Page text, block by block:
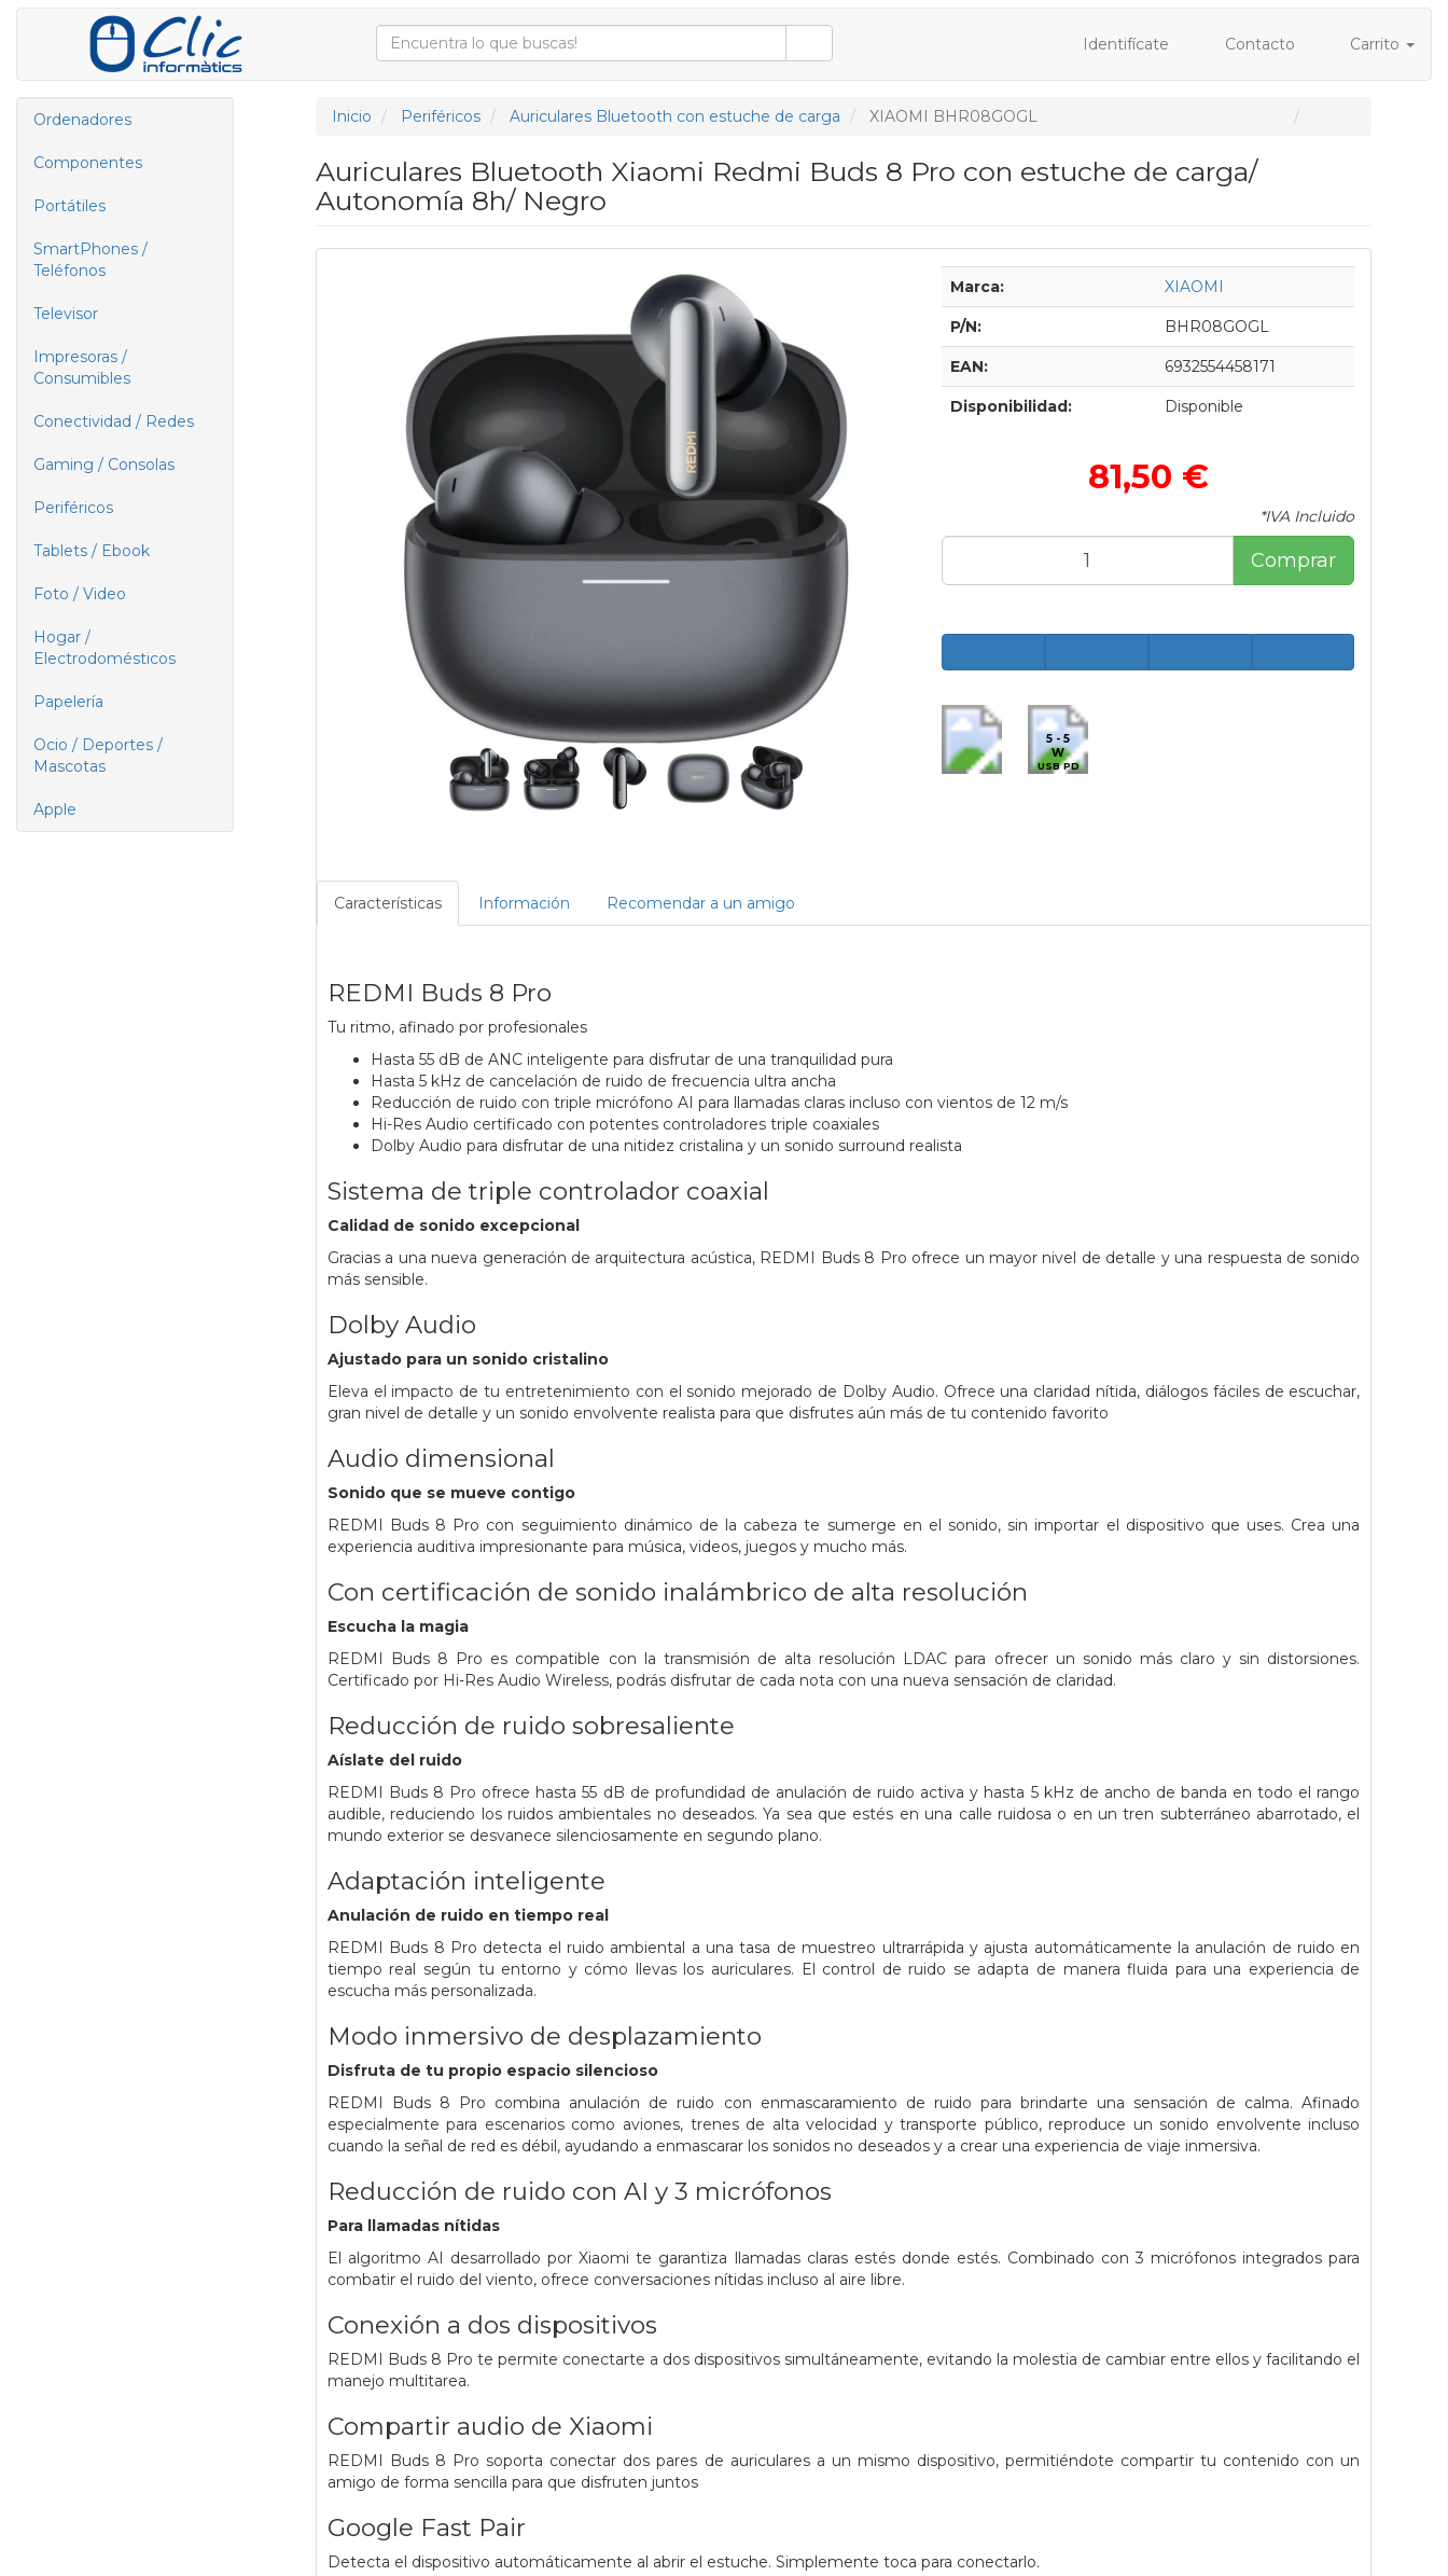
Identifícate Contacto Carrito
Ordenadores
Componentes
Portátiles
SmartPhones /
Teléfonos
Televisor
Impresoras /
Consumibles
Conectividad / Redes
Gaming / Consolas
Periféricos
Tablets / Ebook
Foto / Video
Hogar /
Electrodomésticos
Papelería
Ocio / Deportes /
Mascotas
Apple
Inicio Periféricos Auriculares Bluetooth con estuche de carga XIAOMI BHR08GOGL
Auriculares Bluetooth Xiaomi Redmi Buds 8 Pro con estuche de carga/
Autonomía 8h/ Negro
Marca: XIAOMI
P/N: BHR08GOGL
EAN: 6932554458171
Disponibilidad: Disponible
81,50 €
*IVA Incluido
Comprar
5 - 5
W
USB PD
Características Información Recomendar a un amigo
REDMI Buds 8 Pro
Tu ritmo, afinado por profesionales
Hasta 55 dB de ANC inteligente para disfrutar de una tranquilidad pura
Hasta 5 kHz de cancelación de ruido de frecuencia ultra ancha
Reducción de ruido con triple micrófono AI para llamadas claras incluso con vientos de 12 m/s
Hi-Res Audio certificado con potentes controladores triple coaxiales
Dolby Audio para disfrutar de una nitidez cristalina y un sonido surround realista
Sistema de triple controlador coaxial
Calidad de sonido excepcional
Gracias a una nueva generación de arquitectura acústica, REDMI Buds 8 Pro ofrece un mayor nivel de detalle y una respuesta de sonido
más sensible.
Dolby Audio
Ajustado para un sonido cristalino
Eleva el impacto de tu entretenimiento con el sonido mejorado de Dolby Audio. Ofrece una claridad nítida, diálogos fáciles de escuchar,
gran nivel de detalle y un sonido envolvente realista para que disfrutes aún más de tu contenido favorito
Audio dimensional
Sonido que se mueve contigo
REDMI Buds 8 Pro con seguimiento dinámico de la cabeza te sumerge en el sonido, sin importar el dispositivo que uses. Crea una
experiencia auditiva impresionante para música, videos, juegos y mucho más.
Con certificación de sonido inalámbrico de alta resolución
Escucha la magia
REDMI Buds 8 Pro es compatible con la transmisión de alta resolución LDAC para ofrecer un sonido más claro y sin distorsiones.
Certificado por Hi-Res Audio Wireless, podrás disfrutar de cada nota con una nueva sensación de claridad.
Reducción de ruido sobresaliente
Aíslate del ruido
REDMI Buds 8 Pro ofrece hasta 55 dB de profundidad de anulación de ruido activa y hasta 5 kHz de ancho de banda en todo el rango
audible, reduciendo los ruidos ambientales no deseados. Ya sea que estés en una calle ruidosa o en un tren subterráneo abarrotado, el
mundo exterior se desvanece silenciosamente en segundo plano.
Adaptación inteligente
Anulación de ruido en tiempo real
REDMI Buds 8 Pro detecta el ruido ambiental a una tasa de muestreo ultrarrápida y ajusta automáticamente la anulación de ruido en
tiempo real según tu entorno y cómo llevas los auriculares. El control de ruido se adapta de manera fluida para una experiencia de
escucha más personalizada.
Modo inmersivo de desplazamiento
Disfruta de tu propio espacio silencioso
REDMI Buds 8 Pro combina anulación de ruido con enmascaramiento de ruido para brindarte una sensación de calma. Afinado
especialmente para escenarios como aviones, trenes de alta velocidad y transporte público, reproduce un sonido envolvente incluso
cuando la señal de red es débil, ayudando a enmascarar los sonidos no deseados y a crear una experiencia de viaje inmersiva.
Reducción de ruido con AI y 3 micrófonos
Para llamadas nítidas
El algoritmo AI desarrollado por Xiaomi te garantiza llamadas claras estés donde estés. Combinado con 3 micrófonos integrados para
combatir el ruido del viento, ofrece conversaciones nítidas incluso al aire libre.
Conexión a dos dispositivos
REDMI Buds 8 Pro te permite conectarte a dos dispositivos simultáneamente, evitando la molestia de cambiar entre ellos y facilitando el
manejo multitarea.
Compartir audio de Xiaomi
REDMI Buds 8 Pro soporta conectar dos pares de auriculares a un mismo dispositivo, permitiéndote compartir tu contenido con un
amigo de forma sencilla para que disfruten juntos
Google Fast Pair
Detecta el dispositivo automáticamente al abrir el estuche. Simplemente toca para conectarlo.